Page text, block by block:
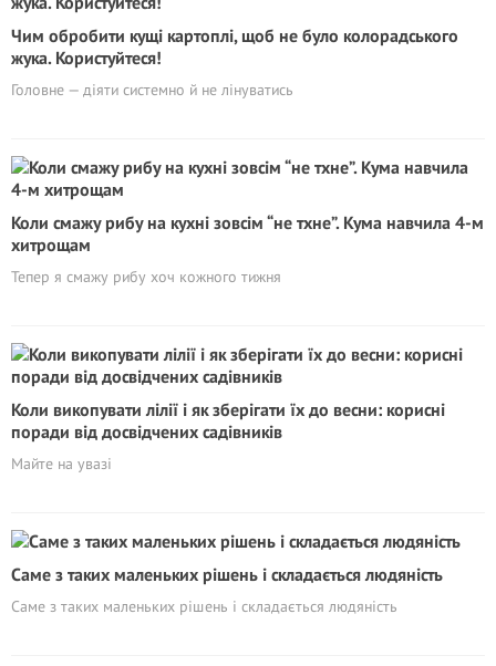
Чим обробити кущі картоплі, щоб не було колорадського
жука. Користуйтеся!
Головне — діяти системно й не лінуватись
Коли смажу рибу на кухні зовсім “не тхне”. Кума навчила 4-м
хитрощам
Тепер я смажу рибу хоч кожного тижня
Коли викопувати лілії і як зберігати їх до весни: корисні
поради від досвідчених садівників
Майте на увазі
Саме з таких маленьких рішень і складається людяність
Саме з таких маленьких рішень і складається людяність